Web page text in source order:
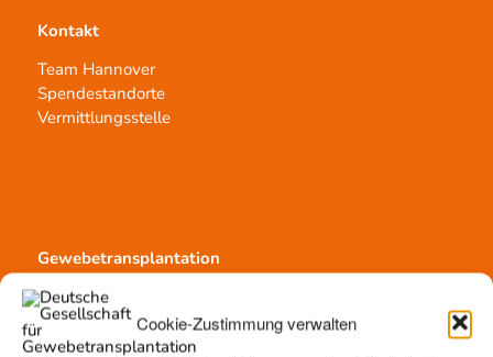
Cookie-Zustimmung verwalten
Kontakt
Team Hannover
Spendestandorte
Vermittlungsstelle
Gewebetransplantation
Gewebeprozessierung
Transplantatvermittlung
Transplantat bestellen